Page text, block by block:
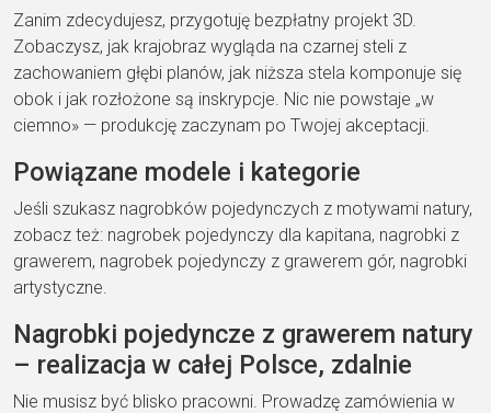
Zanim zdecydujesz, przygotuję bezpłatny projekt 3D.
Zobaczysz, jak krajobraz wygląda na czarnej steli z
zachowaniem głębi planów, jak niższa stela komponuje się
obok i jak rozłożone są inskrypcje. Nic nie powstaje „w
ciemno» — produkcję zaczynam po Twojej akceptacji.
Powiązane modele i kategorie
Jeśli szukasz nagrobków pojedynczych z motywami natury,
zobacz też: nagrobek pojedynczy dla kapitana, nagrobki z
grawerem, nagrobek pojedynczy z grawerem gór, nagrobki
artystyczne.
Nagrobki pojedyncze z grawerem natury
– realizacja w całej Polsce, zdalnie
Nie musisz być blisko pracowni. Prowadzę zamówienia w